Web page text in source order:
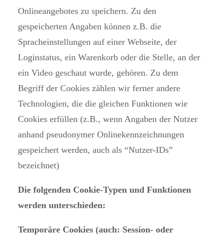
Onlineangebotes zu speichern. Zu den
gespeicherten Angaben können z.B. die
Spracheinstellungen auf einer Webseite, der
Loginstatus, ein Warenkorb oder die Stelle, an der
ein Video geschaut wurde, gehören. Zu dem
Begriff der Cookies zählen wir ferner andere
Technologien, die die gleichen Funktionen wie
Cookies erfüllen (z.B., wenn Angaben der Nutzer
anhand pseudonymer Onlinekennzeichnungen
gespeichert werden, auch als “Nutzer-IDs”
bezeichnet)
Die folgenden Cookie-Typen und Funktionen
werden unterschieden:
Temporäre Cookies (auch: Session- oder